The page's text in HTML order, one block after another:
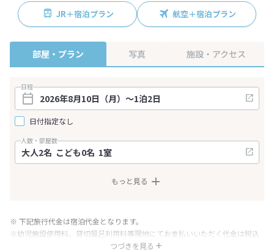
JR＋宿泊プラン 航空＋宿泊プラン
部屋・プラン 写真 施設・アクセス
日程
日付指定なし
人数・部屋数
もっと見る
つづきを見る
※ 下記旅行代金は宿泊代金となります。
※幼児施設使用料、貸切風呂利用料等現地にてお支払いいただく代金は税込
み表記となりますが、消費税増税に伴い代金が一部変更となる場合がござい